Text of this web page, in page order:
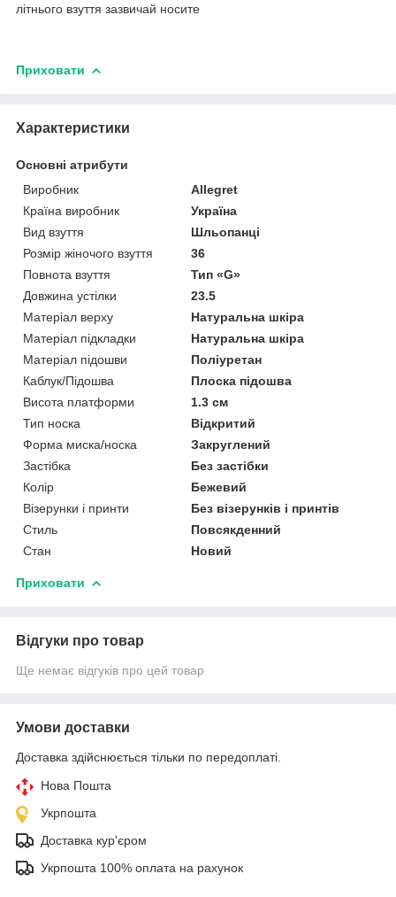
літнього взуття зазвичай носите
Приховати
Характеристики
Основні атрибути
Виробник
Allegret
Країна виробник
Україна
Вид взуття
Шльопанці
Розмір жіночого взуття
36
Повнота взуття
Тип «G»
Довжина устілки
23.5
Матеріал верху
Натуральна шкіра
Матеріал підкладки
Натуральна шкіра
Матеріал підошви
Поліуретан
Каблук/Підошва
Плоска підошва
Висота платформи
1.3 см
Тип носка
Відкритий
Форма миска/носка
Закруглений
Застібка
Без застібки
Колір
Бежевий
Візерунки і принти
Без візерунків і принтів
Стиль
Повсякденний
Стан
Новий
Приховати
Відгуки про товар
Ще немає відгуків про цей товар
Умови доставки
Доставка здійснюється тільки по передоплаті.
Нова Пошта
Укрпошта
Доставка кур'єром
Укрпошта 100% оплата на рахунок